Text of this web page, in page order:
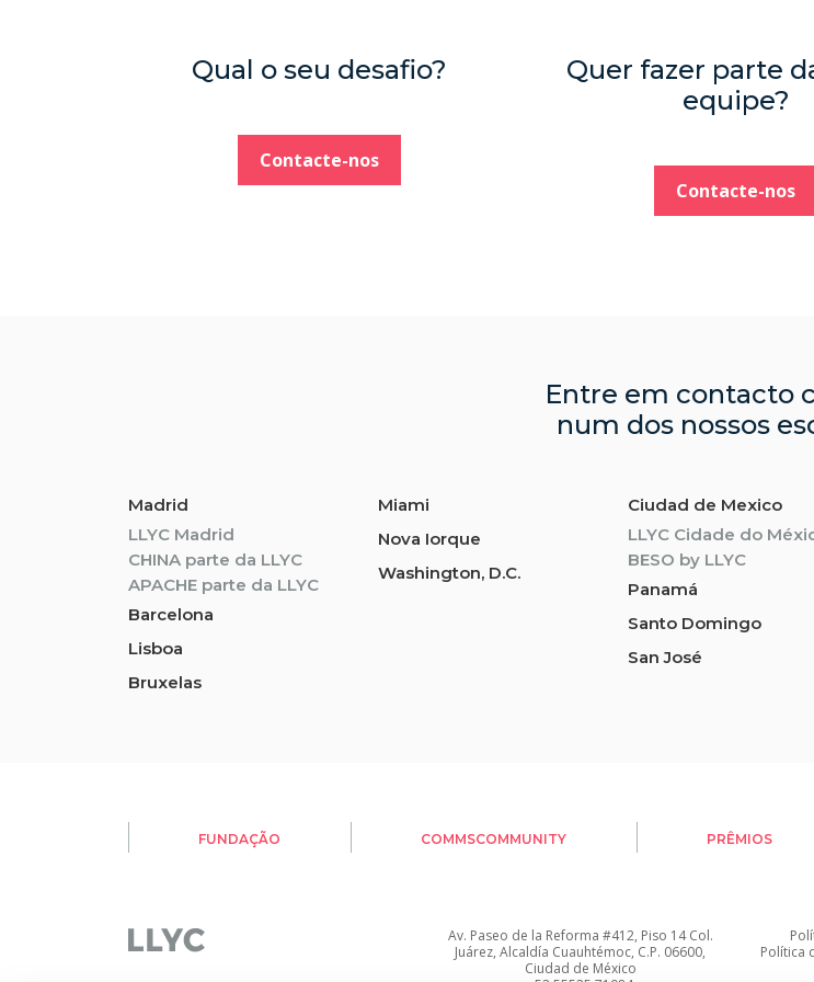
Qual o seu desafio?
Contacte-nos
Quer fazer parte
equipe?
Contacte-nos
Entre em contacto
num dos nossos
Madrid
LLYC Madrid
CHINA parte da LLYC
APACHE parte da LLYC
Barcelona
Lisboa
Bruxelas
Miami
Nova Iorque
Washington, D.C.
Ciudad de Mexico
LLYC Cidade do
BESO by LLYC
Panamá
Santo Domingo
San José
FUNDAÇÃO COMMSCOMMUNITY PRÊMIOS
Av. Paseo de la Reforma #412, Piso 14 Col.
Juárez, Alcaldía Cuauhtémoc, C.P. 06600,
Ciudad de México
Política